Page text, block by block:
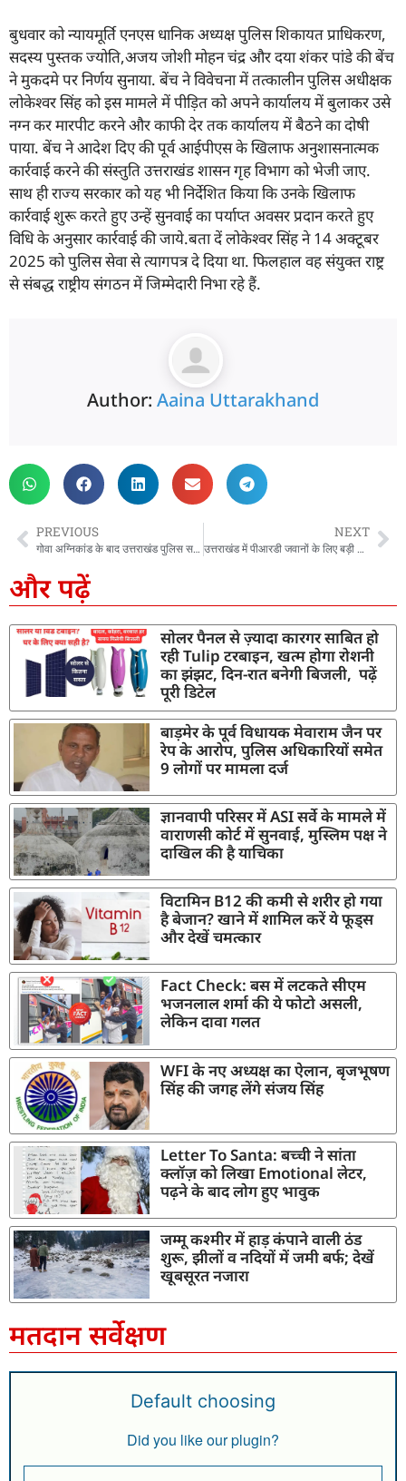
बुधवार को न्यायमूर्ति एनएस धानिक अध्यक्ष पुलिस शिकायत प्राधिकरण,
सदस्य पुस्तक ज्योति,अजय जोशी मोहन चंद्र और दया शंकर पांडे की बेंच
ने मुकदमे पर निर्णय सुनाया. बेंच ने विवेचना में तत्कालीन पुलिस अधीक्षक
लोकेश्वर सिंह को इस मामले में पीड़ित को अपने कार्यालय में बुलाकर उसे
नग्न कर मारपीट करने और काफी देर तक कार्यालय में बैठने का दोषी
पाया. बेंच ने आदेश दिए की पूर्व आईपीएस के खिलाफ अनुशासनात्मक
कार्रवाई करने की संस्तुति उत्तराखंड शासन गृह विभाग को भेजी जाए.
साथ ही राज्य सरकार को यह भी निर्देशित किया कि उनके खिलाफ
कार्रवाई शुरू करते हुए उन्हें सुनवाई का पर्याप्त अवसर प्रदान करते हुए
विधि के अनुसार कार्रवाई की जाये.बता दें लोकेश्वर सिंह ने 14 अक्टूबर
2025 को पुलिस सेवा से त्यागपत्र दे दिया था. फिलहाल वह संयुक्त राष्ट्र
से संबद्ध राष्ट्रीय संगठन में जिम्मेदारी निभा रहे हैं.
Author: Aaina Uttarakhand
PREVIOUS
गोवा अग्निकांड के बाद उत्तराखंड पुलिस सतर्क, DGP ने सभी प्रतिष्ठानों में फायर सेफ्टी ऑडिट का दिया निर्देश
NEXT
उत्तराखंड में पीआरडी जवानों के लिए बड़ी खुशखबरी, सीएम धामी ने की बड़ी घोषणाएं…
और पढ़ें
सोलर पैनल से ज़्यादा कारगर साबित हो
रही Tulip टरबाइन, खत्म होगा रोशनी
का झंझट, दिन-रात बनेगी बिजली, पढ़ें
पूरी डिटेल
बाड़मेर के पूर्व विधायक मेवाराम जैन पर
रेप के आरोप, पुलिस अधिकारियों समेत
9 लोगों पर मामला दर्ज
ज्ञानवापी परिसर में ASI सर्वे के मामले में
वाराणसी कोर्ट में सुनवाई, मुस्लिम पक्ष ने
दाखिल की है याचिका
विटामिन B12 की कमी से शरीर हो गया
है बेजान? खाने में शामिल करें ये फूड्स
और देखें चमत्कार
Fact Check: बस में लटकते सीएम
भजनलाल शर्मा की ये फोटो असली,
लेकिन दावा गलत
WFI के नए अध्यक्ष का ऐलान, बृजभूषण
सिंह की जगह लेंगे संजय सिंह
Letter To Santa: बच्ची ने सांता
क्लॉज़ को लिखा Emotional लेटर,
पढ़ने के बाद लोग हुए भावुक
जम्मू कश्मीर में हाड़ कंपाने वाली ठंड
शुरू, झीलों व नदियों में जमी बर्फ; देखें
खूबसूरत नजारा
मतदान सर्वेक्षण
Default choosing
Did you like our plugin?